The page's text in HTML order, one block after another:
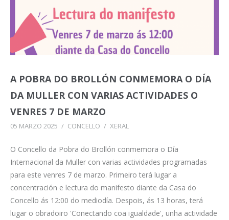
A POBRA DO BROLLÓN CONMEMORA O DÍA
DA MULLER CON VARIAS ACTIVIDADES O
VENRES 7 DE MARZO
05 MARZO 2025 / CONCELLO / XERAL
O Concello da Pobra do Brollón conmemora o Día
Internacional da Muller con varias actividades programadas
para este venres 7 de marzo. Primeiro terá lugar a
concentración e lectura do manifesto diante da Casa do
Concello ás 12:00 do mediodía. Despois, ás 13 horas, terá
lugar o obradoiro 'Conectando coa igualdade', unha actividade